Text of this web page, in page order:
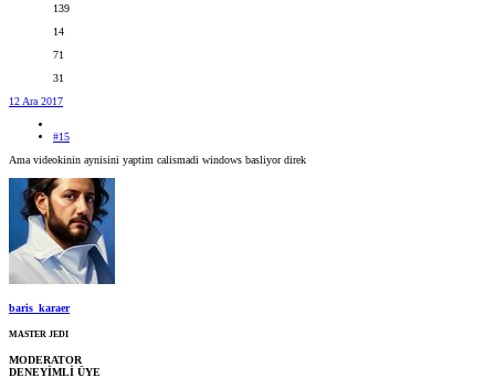
139
14
71
31
12 Ara 2017
#15
Ama videokinin aynisini yaptim calismadi windows basliyor direk
baris_karaer
MASTER JEDI
MODERATOR
DENEYİMLİ ÜYE